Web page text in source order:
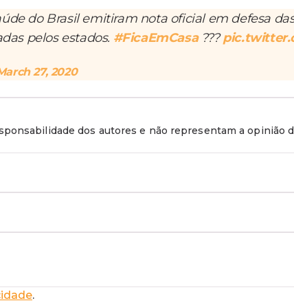
do Brasil emitiram nota oficial em defesa
pelos estados. #FicaEmCasa???
27, 2020
dos autores e não representam a opinião
.